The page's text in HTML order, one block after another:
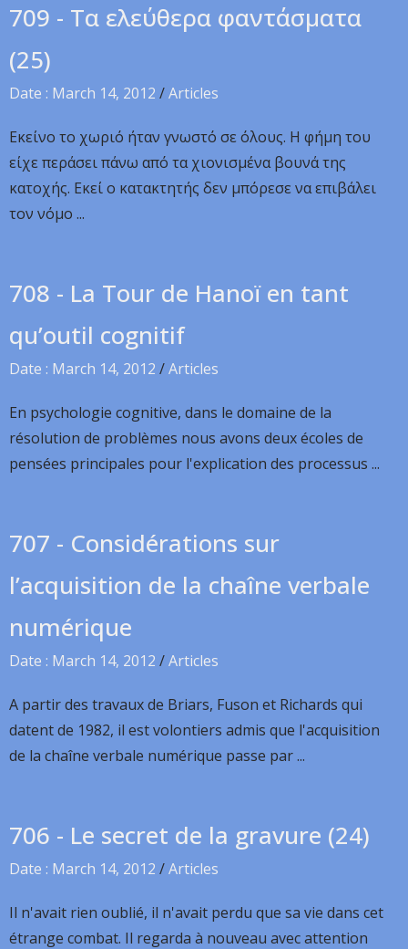
709 - Τα ελεύθερα φαντάσματα
(25)
Date : March 14, 2012 /Articles
Εκείνο το χωριό ήταν γνωστό σε όλους. Η φήμη του
είχε περάσει πάνω από τα χιονισμένα βουνά της
κατοχής. Εκεί ο κατακτητής δεν μπόρεσε να επιβάλει
τον νόμο ...
708 - La Tour de Hanoï en tant
qu’outil cognitif
Date : March 14, 2012 /Articles
En psychologie cognitive, dans le domaine de la
résolution de problèmes nous avons deux écoles de
pensées principales pour l'explication des processus ...
707 - Considérations sur
l’acquisition de la chaîne verbale
numérique
Date : March 14, 2012 /Articles
A partir des travaux de Briars, Fuson et Richards qui
datent de 1982, il est volontiers admis que l'acquisition
de la chaîne verbale numérique passe par ...
706 - Le secret de la gravure (24)
Date : March 14, 2012 /Articles
Il n'avait rien oublié, il n'avait perdu que sa vie dans cet
étrange combat. Il regarda à nouveau avec attention